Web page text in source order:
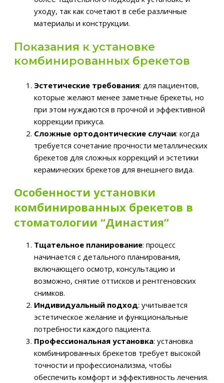
уходу, так как сочетают в себе различные
материалы и конструкции.
Показания к установке
комбинированных брекетов
Эстетические требования: для пациентов,
которые желают менее заметные брекеты, но
при этом нуждаются в прочной и эффективной
коррекции прикуса.
Сложные ортодонтические случаи: когда
требуется сочетание прочности металлических
брекетов для сложных коррекций и эстетики
керамических брекетов для внешнего вида.
Особенности установки
комбинированных брекетов в
стоматологии “Династия”
Тщательное планирование: процесс
начинается с детального планирования,
включающего осмотр, консультацию и
возможно, снятие оттисков и рентгеновских
снимков.
Индивидуальный подход: учитывается
эстетическое желание и функциональные
потребности каждого пациента.
Профессиональная установка: установка
комбинированных брекетов требует высокой
точности и профессионализма, чтобы
обеспечить комфорт и эффективность лечения.